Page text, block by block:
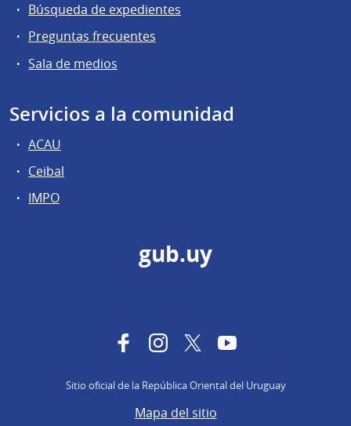
Búsqueda de expedientes
Preguntas frecuentes
Sala de medios
Servicios a la comunidad
ACAU
Ceibal
IMPO
gub.uy
FacebookInstagram
TwitterYouTube
Sitio oficial de la República Oriental del Uruguay
Mapa del sitio